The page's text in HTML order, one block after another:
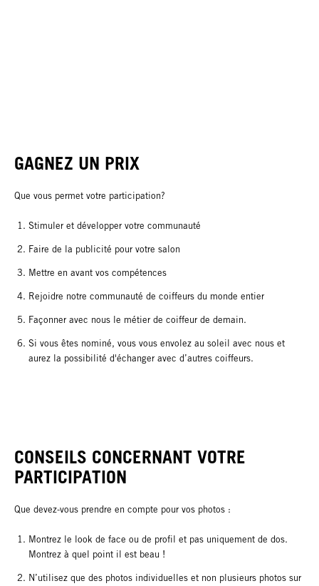
GAGNEZ UN PRIX
Que vous permet votre participation?
Stimuler et développer votre communauté
Faire de la publicité pour votre salon
Mettre en avant vos compétences
Rejoidre notre communauté de coiffeurs du monde entier
Façonner avec nous le métier de coiffeur de demain.
Si vous êtes nominé, vous vous envolez au soleil avec nous et
aurez la possibilité d'échanger avec d’autres coiffeurs.
CONSEILS CONCERNANT VOTRE
PARTICIPATION
Que devez-vous prendre en compte pour vos photos :
Montrez le look de face ou de profil et pas uniquement de dos.
Montrez à quel point il est beau !
N’utilisez que des photos individuelles et non plusieurs photos sur